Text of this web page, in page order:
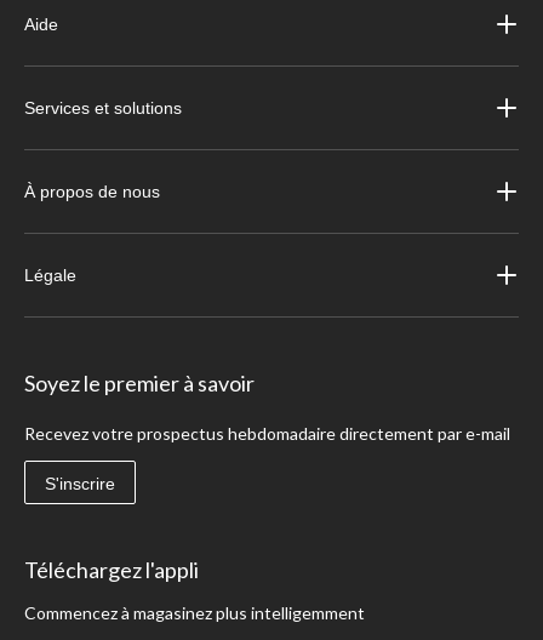
Aide
Services et solutions
À propos de nous
Légale
Soyez le premier à savoir
Recevez votre prospectus hebdomadaire directement par e-mail
S'inscrire
Téléchargez l'appli
Commencez à magasinez plus intelligemment